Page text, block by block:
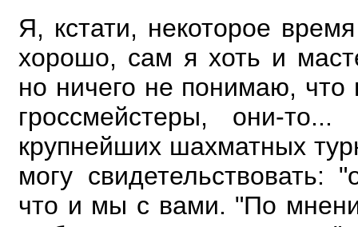
Я, кстати, некоторое
хорошо, сам я хоть и
но ничего не понимаю, что
гроссмейстеры, они-
крупнейших шахматных
могу свидетельствовать:
что и мы с вами. "По